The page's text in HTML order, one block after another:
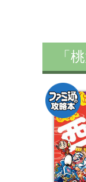
「